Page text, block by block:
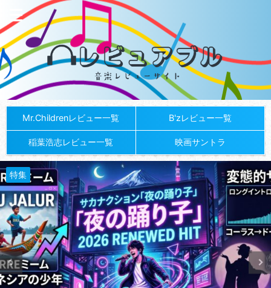
Mr.Childrenレビュー一覧 B'zレビュー一覧
稲葉浩志レビュー一覧 映画サントラ
特集